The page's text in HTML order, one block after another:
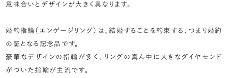
意味合いとデザインが大きく異なります。
婚約指輪（エンゲージリング）は、結婚することを約束する、つまり婚約
の証となる記念品です。
豪華なデザインの指輪が多く、リングの真ん中に大きなダイヤモンド
がついた指輪が主流です。